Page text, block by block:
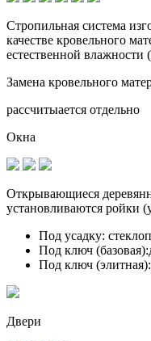
Стропильная система
качестве кровельного
естественной
Замена кровельного
рассчитыается отдельно
Окна
Открывающиеся
установливаются ройки
Под усадку:
Под ключ (базовая):
Под ключ (элитная):
Двери